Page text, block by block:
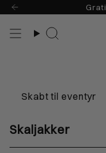
Skip
indholdSøg
til eventyr
Skaljakker